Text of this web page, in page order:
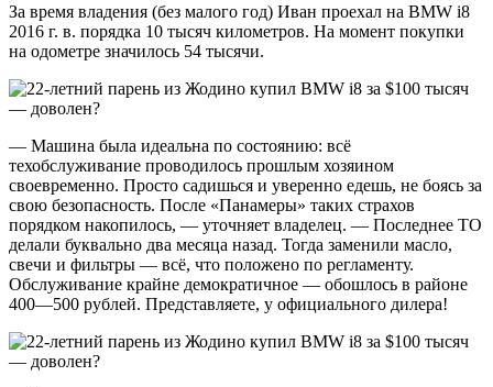
За время владения (без малого год) Иван проехал на BMW i8
2016 г. в. порядка 10 тысяч километров. На момент покупки
на одометре значилось 54 тысячи.
— Машина была идеальна по состоянию: всё
техобслуживание проводилось прошлым хозяином
своевременно. Просто садишься и уверенно едешь, не боясь за
свою безопасность. После «Панамеры» таких страхов
порядком накопилось, — уточняет владелец. — Последнее ТО
делали буквально два месяца назад. Тогда заменили масло,
свечи и фильтры — всё, что положено по регламенту.
Обслуживание крайне демократичное — обошлось в районе
400—500 рублей. Представляете, у официального дилера!